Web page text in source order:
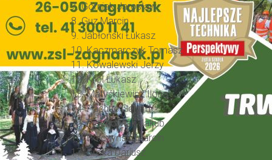
7. Górniak Jarosław
8. Guz Marcin
9. Jabłoński Łukasz
10. Kaczmarczyk Tomasz
11. Kowalewski Jerzy
12. Król Łukasz
13. Matyśkiewicz Ilona
14. Pachuc Gerard
15. Piechowiak Jakub
16. Polczyński Marcin
17. Sroka Dariusz